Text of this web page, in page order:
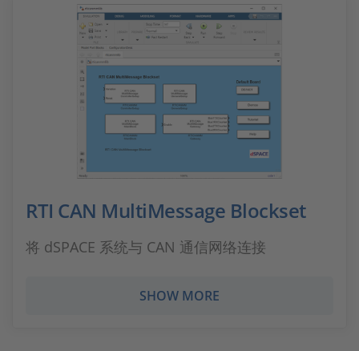
RTI CAN MultiMessage Blockset
将 dSPACE 系统与 CAN 通信网络连接
SHOW MORE